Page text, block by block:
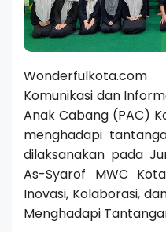
Komunikasi dan
Anak Cabang (PAC)
menghadapi
dilaksanakan pada
As-Syarof MWC
Inovasi, Kolaborasi,
Menghadapi